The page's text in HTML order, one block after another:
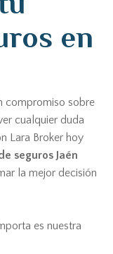
en
compromiso sobre
cualquier duda
Lara Broker hoy
seguros Jaén
la mejor decisión
es nuestra